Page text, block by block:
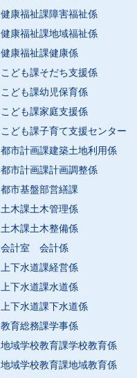
健康福祉課障害福祉係
健康福祉課地域福祉係
健康福祉課健康係
こども課そだち支援係
こども課幼児保育係
こども課家庭支援係
こども課子育て支援センター
都市計画課建築土地利用係
都市計画課計画調整係
都市基盤部営繕課
土木課土木管理係
土木課土木整備係
会計室 会計係
上下水道課経営係
上下水道課水道係
上下水道課下水道係
教育総務課学事係
地域学校教育課学校教育係
地域学校教育課地域教育係